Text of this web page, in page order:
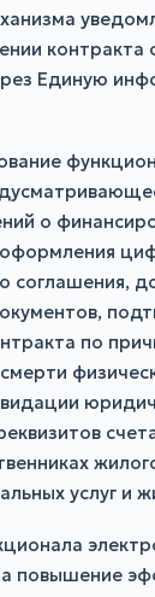
контракта
Единую
о
соглашения,
по
услуг и
повышение